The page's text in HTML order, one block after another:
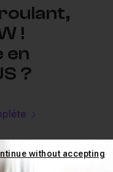
!
en
?